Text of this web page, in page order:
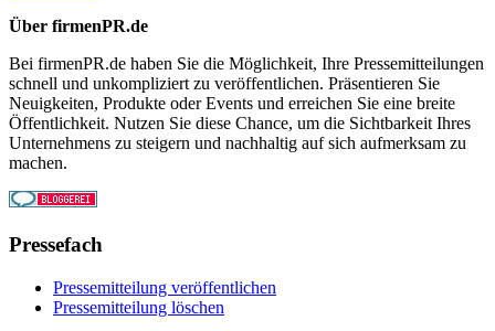
Über firmenPR.de
Bei firmenPR.de haben Sie die Möglichkeit, Ihre Pressemitteilungen
schnell und unkompliziert zu veröffentlichen. Präsentieren Sie
Neuigkeiten, Produkte oder Events und erreichen Sie eine breite
Öffentlichkeit. Nutzen Sie diese Chance, um die Sichtbarkeit Ihres
Unternehmens zu steigern und nachhaltig auf sich aufmerksam zu
machen.
Pressefach
Pressemitteilung veröffentlichen
Pressemitteilung löschen